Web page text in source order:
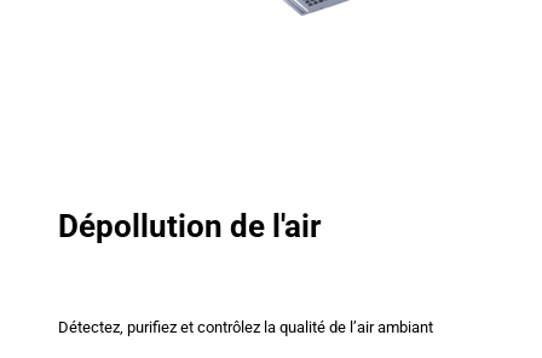
Dépollution de l'air
Détectez, purifiez et contrôlez la qualité de l’air ambiant